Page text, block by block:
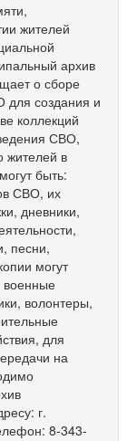
жителей
архив
о сборе
для создания и
коллекций
СВО,
жителей в
быть:
СВО, их
дневники,
песни,
могут
военные
волонтеры,
для
на
г.
8-343-